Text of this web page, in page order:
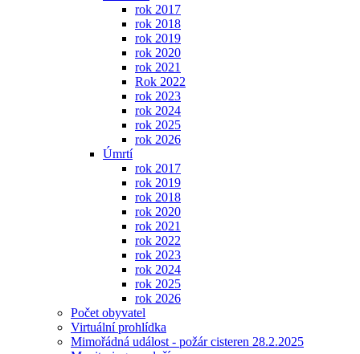
rok 2017
rok 2018
rok 2019
rok 2020
rok 2021
Rok 2022
rok 2023
rok 2024
rok 2025
rok 2026
Úmrtí
rok 2017
rok 2019
rok 2018
rok 2020
rok 2021
rok 2022
rok 2023
rok 2024
rok 2025
rok 2026
Počet obyvatel
Virtuální prohlídka
Mimořádná událost - požár cisteren 28.2.2025